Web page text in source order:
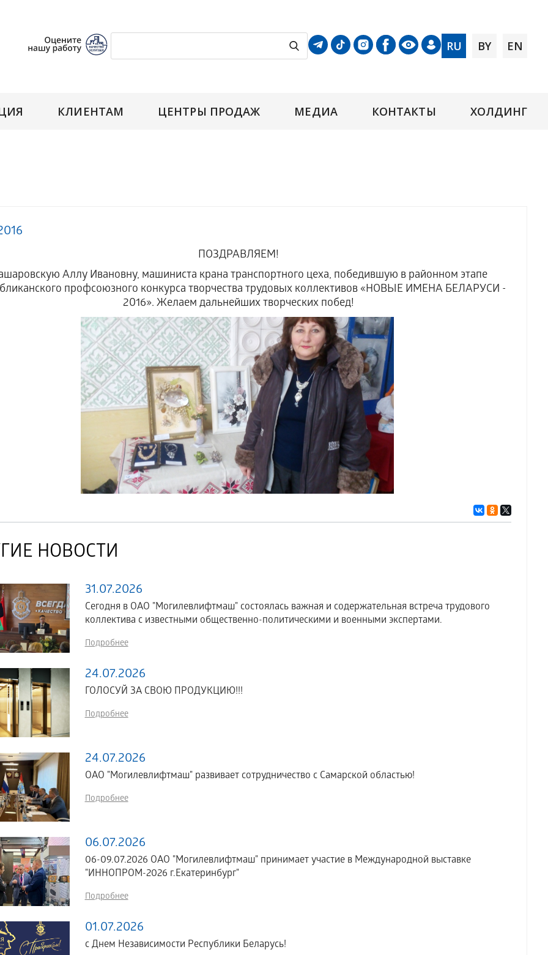
RU BY EN
КЛИЕНТАМ ЦЕНТРЫ ПРОДАЖ МЕДИА КОНТАКТЫ ХОЛДИНГ
ПОЗДРАВЛЯЕМ!
Аллу Ивановну, машиниста крана транспортного цеха, победившую в районном этапе
профсоюзного конкурса творчества трудовых коллективов «НОВЫЕ ИМЕНА БЕЛАРУСИ -
2016». Желаем дальнейших творческих побед!
НОВОСТИ
31.07.2026
Сегодня в ОАО "Могилевлифтмаш" состоялась важная и содержательная встреча трудового
коллектива с известными общественно-политическими и военными экспертами.
Подробнее
24.07.2026
ГОЛОСУЙ ЗА СВОЮ ПРОДУКЦИЮ!!!
Подробнее
24.07.2026
ОАО "Могилевлифтмаш" развивает сотрудничество с Самарской областью!
Подробнее
06.07.2026
06-09.07.2026 ОАО "Могилевлифтмаш" принимает участие в Международной выставке
"ИННОПРОМ-2026 г.Екатеринбург"
Подробнее
01.07.2026
с Днем Независимости Республики Беларусь!